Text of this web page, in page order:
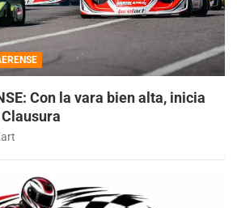
Con la vara bien alta, inicia